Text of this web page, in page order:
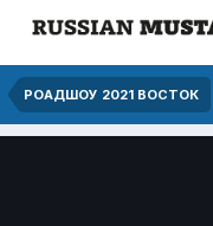
РОАДШОУ 2021 ВОСТОК